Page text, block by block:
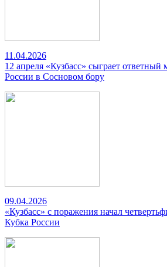
11.04.2026
12 апреля «Кузбасс» сыграет
России в Сосновом бору
09.04.2026
«Кузбасс» с поражения начал
Кубка России